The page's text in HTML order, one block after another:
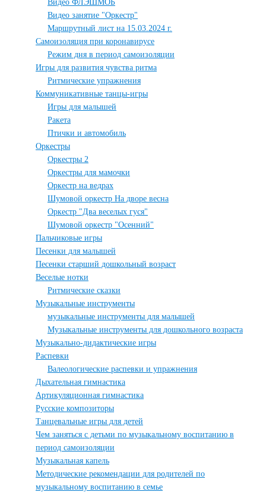
Видео ФЛЭШМОБ
Видео занятие "Оркестр"
Маршрутный лист на 15.03.2024 г.
Самоизоляция при коронавирусе
Режим дня в период самоизоляции
Игры для развития чувства ритма
Ритмические упражнения
Коммуникативные танцы-игры
Игры для малышей
Ракета
Птички и автомобиль
Оркестры
Оркестры 2
Оркестры для мамочки
Оркестр на ведрах
Шумовой оркестр На дворе весна
Оркестр "Два веселых гуся"
Шумовой оркестр "Осенний"
Пальчиковые игры
Песенки для малышей
Песенки старший дошкольный возраст
Веселые нотки
Ритмические сказки
Музыкальные инструменты
музыкальные инструменты для малышей
Музыкальные инструменты для дошкольного возраста
Музыкально-дидактические игры
Распевки
Валеологические распевки и упражнения
Дыхательная гимнастика
Артикуляционная гимнастика
Русские композиторы
Танцевальные игры для детей
Чем заняться с детьми по музыкальному воспитанию в
период самоизоляции
Музыкальная капель
Методические рекомендации для родителей по
музыкальному воспитанию в семье